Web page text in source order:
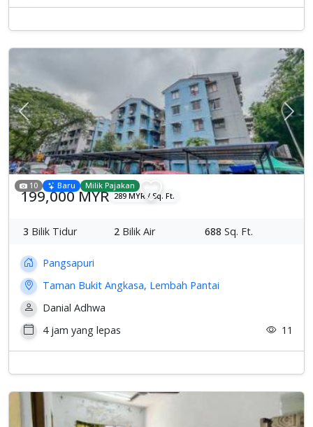
Previous
10 Baru Milik Pajakan
199,000 MYR 289 MYR / Sq. Ft.
3 Bilik Tidur 2 Bilik Air 688 Sq. Ft.
Pangsapuri
Taman Bukit Angkasa, Lembah Pantai
Danial Adhwa
4 jam yang lepas
11